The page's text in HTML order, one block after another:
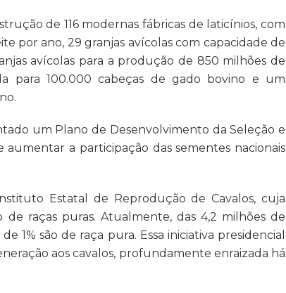
de 116 modernas fábricas de laticínios, com
por ano, 29 granjas avícolas com capacidade de
avícolas para a produção de 850 milhões de
para 100.000 cabeças de gado bovino e um
um Plano de Desenvolvimento da Seleção e
a participação das sementes nacionais
Estatal de Reprodução de Cavalos, cuja
de raças puras. Atualmente, das 4,2 milhões de
1% são de raça pura. Essa iniciativa presidencial
aos cavalos, profundamente enraizada há